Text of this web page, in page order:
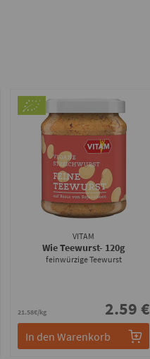
VITAM
Wie Teewurst- 120g
feinwürzige Teewurst
21.58€/kg 2.59 €
In den Warenkorb